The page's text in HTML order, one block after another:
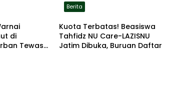
di
Tewas
Berita
Kuota Terbatas! Beasiswa
Tahfidz NU Care-LAZISNU
Jatim Dibuka, Buruan Daftar